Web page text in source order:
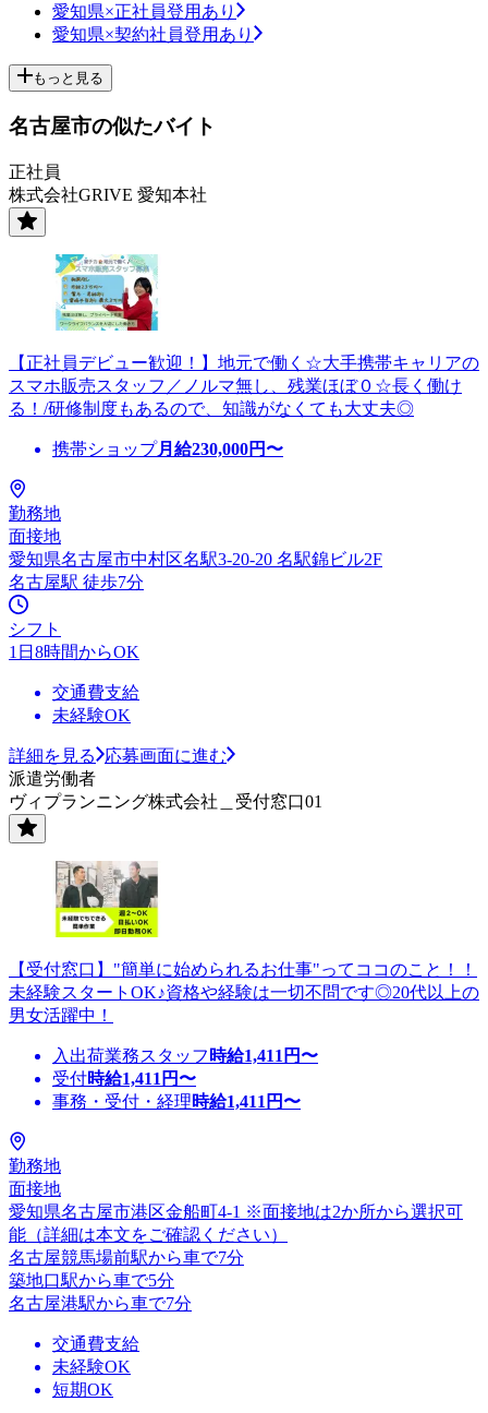
愛知県×正社員登用あり
愛知県×契約社員登用あり
もっと見る
名古屋市の似たバイト
正社員
株式会社GRIVE 愛知本社
【正社員デビュー歓迎！】地元で働く☆大手携帯キャリアの
スマホ販売スタッフ／ノルマ無し、残業ほぼ０☆長く働け
る！/研修制度もあるので、知識がなくても大丈夫◎
携帯ショップ月給230,000円〜
勤務地
面接地
愛知県名古屋市中村区名駅3-20-20 名駅錦ビル2F
名古屋駅 徒歩7分
シフト
1日8時間からOK
交通費支給
未経験OK
詳細を見る
応募画面に進む
派遣労働者
ヴィプランニング株式会社＿受付窓口01
【受付窓口】"簡単に始められるお仕事"ってココのこと！！
未経験スタートOK♪資格や経験は一切不問です◎20代以上の
男女活躍中！
入出荷業務スタッフ 時給1,411 円〜
受付時給1,411 円〜
事務・受付・経理時給1,411 円〜
勤務地
面接地
愛知県名古屋市港区金船町4-1 ※面接地は2か所から選択可
能（詳細は本文をご確認ください）
名古屋競馬場前駅から車で7分
築地口駅から車で5分
名古屋港駅から車で7分
交通費支給
未経験OK
短期OK